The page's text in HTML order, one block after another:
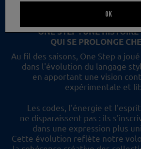
ONE STEP : UNE HISTOIRE
QUI SE PROLONGE
Au fil des saisons, One Step a
dans l'évolution du langage
en apportant une vision
expérimentale et
Les codes, l'énergie et
ne disparaissent pas : ils
dans une expression plus
Cette évolution reflète notre
OK